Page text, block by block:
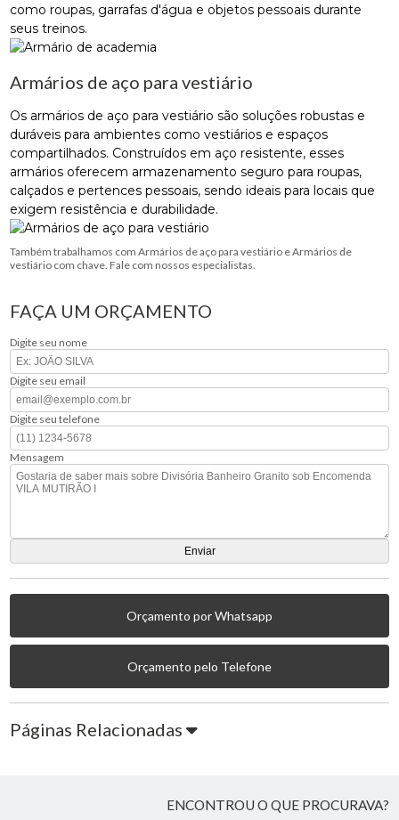
como roupas, garrafas d'água e objetos pessoais durante
seus treinos.
Armários de aço para vestiário
Os armários de aço para vestiário são soluções robustas e
duráveis para ambientes como vestiários e espaços
compartilhados. Construídos em aço resistente, esses
armários oferecem armazenamento seguro para roupas,
calçados e pertences pessoais, sendo ideais para locais que
exigem resistência e durabilidade.
Também trabalhamos com Armários de aço para vestiário e Armários de
vestiário com chave. Fale com nossos especialistas.
FAÇA UM ORÇAMENTO
Digite seu nome
Digite seu email
Digite seu telefone
Mensagem
Orçamento por Whatsapp
Orçamento pelo Telefone
Páginas Relacionadas
ENCONTROU O QUE PROCURAVA?